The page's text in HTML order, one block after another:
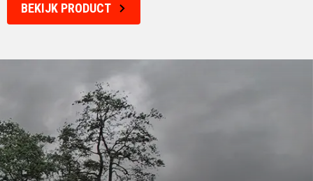
BEKIJK PRODUCT